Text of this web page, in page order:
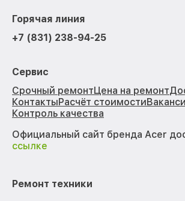
Горячая линия
+7 (831) 238-94-25
Сервис
Срочный ремонтЦена на ремонт
КонтактыРасчёт стоимости
Контроль качества
Официальный сайт бренда Acer
ссылке
Ремонт техники